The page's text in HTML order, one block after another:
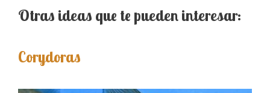
Otras ideas que te pueden interesar:
Corydoras